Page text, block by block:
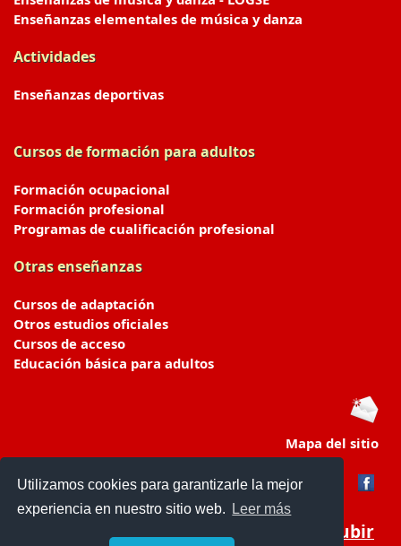
Utilizamos cookies para garantizarle la mejor
experiencia en nuestro sitio web.
Leer más
Enseñanzas elementales de música y danza
Actividades
Enseñanzas deportivas
Cursos de formación para adultos
Formación ocupacional
Formación profesional
Programas de cualificación profesional
Otras enseñanzas
Cursos de adaptación
Otros estudios oficiales
Cursos de acceso
Educación básica para adultos
Mapa del sitio
Subir